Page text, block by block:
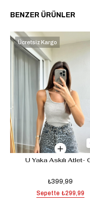
BENZER ÜRÜNLER
U Yaka Askılı Atlet-
₺399,99
Sepette ₺299,99
Ücretsiz Kargo